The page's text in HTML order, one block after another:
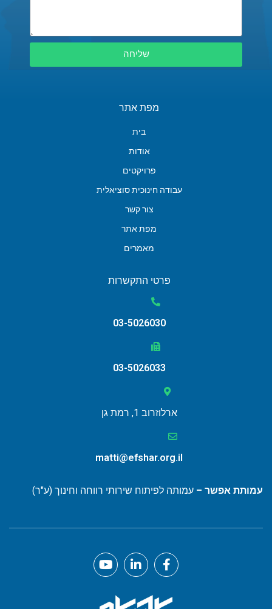
שליחה
מפת אתר
אודות
פרויקטים
עבודה חינוכית סוציאלית
צור קשר
מפת אתר
מאמרים
פרטי התקשרות
03-5026030
03-5026033
ארלוזרוב 1, רמת גן
matti@efshar.org.il
אפשר – עמותה לפיתוח שירותי רווחה וחינוך (ע"ר)